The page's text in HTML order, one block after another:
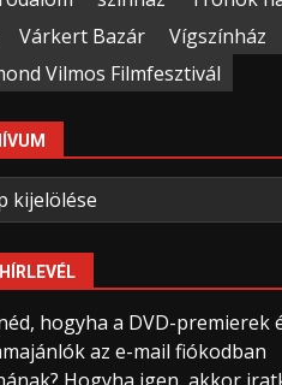
Várkert Bazár Vígszínház
Vilmos Filmfesztivál
hogyha a DVD-premierek
az e-mail fiókodban